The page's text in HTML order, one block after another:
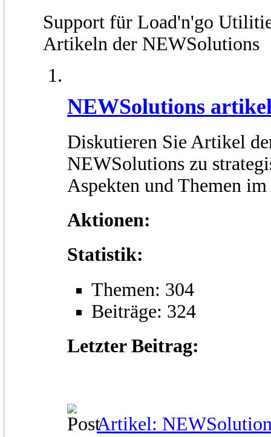
Support für Load'n'go
Artikeln der NEWSolutions
NEWSolutions
Diskutieren Sie Artikel
NEWSolutions zu
Aspekten und Themen
Aktionen:
Statistik:
Themen: 304
Beiträge: 324
Letzter Beitrag:
Artikel: